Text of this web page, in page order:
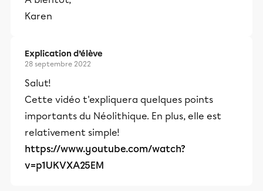
Karen
Explication d’élève
28 septembre 2022
Salut!
Cette vidéo t'expliquera quelques points
importants du Néolithique. En plus, elle est
relativement simple!
https://www.youtube.com/watch?
v=p1UKVXA25EM